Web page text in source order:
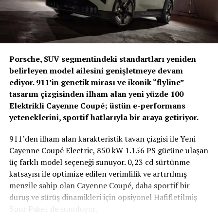
2026 yılında da bu stratejik ürün atağını sürdürmeyi
planlıyor.
Bu kapsamda ürün gamının hem üst segmentte hem de
giriş seviyesinde tamamlanması hedefleniyor. Premium
üst sınıfta konumlanan Audi Q9 ile birlikte, kompakt
segmentte yer alacak Audi A2 e-tron, bu stratejinin iki
temel yapı taşını oluşturuyor.
Tasarımda ilk ipuçları
prömiyerini gerçekleştirecek. Paylaşılan ilk tasarım
eskizi, modelin dinamik oranlarını ve kompakt sınıfa
özgü güçlü duruşunu ortaya koyarken, Audi’nin
elektrikli tasarım dilinin bu segmentte nasıl
şekilleneceğine dair ilk ipuçlarını da sunuyor.
operasyonel verimlilik, maliyet optimizasyonu ve
sürdürülebilirlik hedeflerine katkı sağlamaya devam
edeceğiz.”
Enerjisa Üretim’in tercihi, Kia’nın Türkiye kurumsal filo
pazarındaki güçlü konumunu pekiştirirken, markanın
farklı kullanım senaryolarına uygun çözümler sunabilen
güvenilir bir mobilite ortağı olarak öne çıktığını bir kez
daha ortaya koyuyor.
Porsche, SUV segmentindeki standartları yeniden
belirleyen model ailesini genişletmeye devam
ediyor. 911’in genetik mirası ve ikonik “flyline”
tasarım çizgisinden ilham alan yeni yüzde 100
Elektrikli Cayenne Coupé; üstün e-performans
yeteneklerini, sportif hatlarıyla bir araya getiriyor.
911’den ilham alan karakteristik tavan çizgisi ile Yeni
Cayenne Coupé Electric, 850 kW 1.156 PS gücüne ulaşan
üç farklı model seçeneği sunuyor. 0,23 cd sürtünme
katsayısı ile optimize edilen verimlilik ve artırılmış
menzile sahip olan Cayenne Coupé, daha sportif bir
duruş ve sürüş dinamikleri için opsiyonel Hafifletilmiş
Spor Paket ile sunuluyor.